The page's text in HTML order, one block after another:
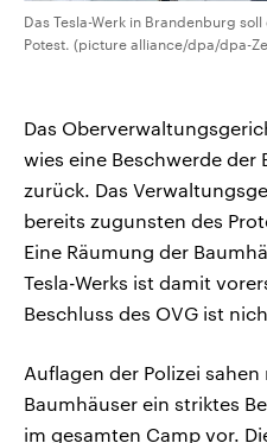
Das Tesla-Werk in Brandenburg
Potest. (picture alliance/dpa/dpa-
Das
wies eine Beschwerde der
zurück. Das
bereits zugunsten des
Eine Räumung der
Tesla-Werks ist damit
Beschluss des OVG ist
Auflagen der Polizei
Baumhäuser ein striktes
im gesamten Camp vor.